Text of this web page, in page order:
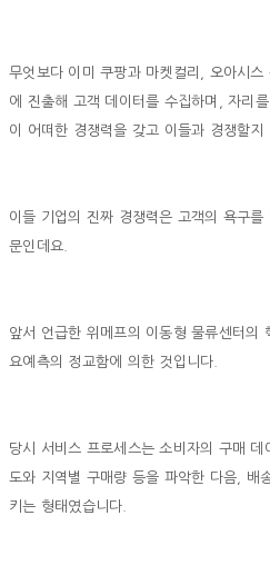
무엇보다 이미 쿠팡과 마켓컬리, 오아시
에 진출해 고객 데이터를 수집하며, 자리
이 어떠한 경쟁력을 갖고 이들과 경쟁할지
이들 기업의 진짜 경쟁력은 고객의 욕구
문인데요.
앞서 언급한 위메프의 이동형 물류센터
요예측의 정교함에 의한 것입니다.
당시 서비스 프로세스는 소비자의 구매
도와 지역별 구매량 등을 파악한 다음, 배
키는 형태였습니다.